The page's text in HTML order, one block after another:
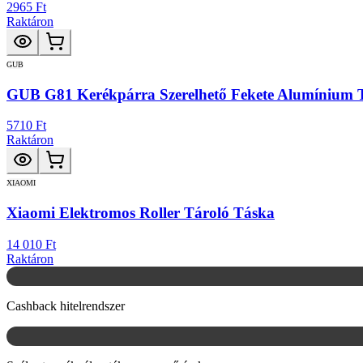
2965 Ft
Raktáron
GUB
GUB G81 Kerékpárra Szerelhető Fekete Alumínium
5710 Ft
Raktáron
XIAOMI
Xiaomi Elektromos Roller Tároló Táska
14 010 Ft
Raktáron
Cashback hitelrendszer